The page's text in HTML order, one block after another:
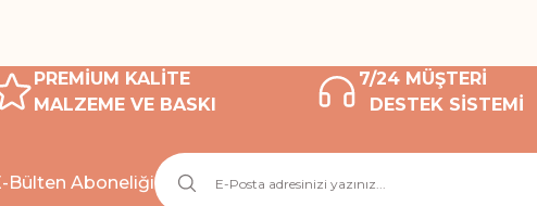
PREMİUM KALİTE
MALZEME VE BASKI
7/24 MÜŞTERİ
DESTEK SİSTEMİ
Bülten Aboneliği